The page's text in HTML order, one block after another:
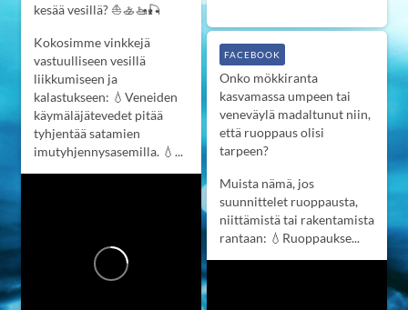
kesää vesillä? ⛵️🚣‍🚤🎣
Kokosimme vinkkejä
vastuulliseen vesillä
liikkumiseen ja
kalastukseen: 💧Veneiden
käymäläjätevedet pitää
tyhjentää satamien
imutyhjennysasemilla. 💧...
Onko mökkiranta
kasvamassa umpeen tai
veneväylä madaltunut niin,
että ruoppaus olisi
tarpeen?
Muista nämä, jos
suunnittelet ruoppausta,
niittämistä tai rakentamista
rantaan: 💧Ruoppaukse...
FACEBOOK